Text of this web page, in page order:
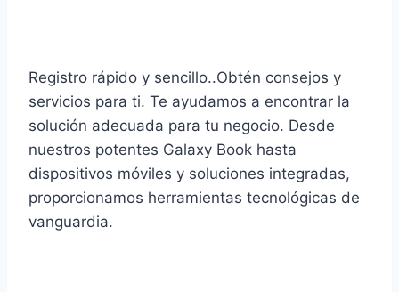
Registro rápido y sencillo..Obtén consejos y
servicios para ti. Te ayudamos a encontrar la
solución adecuada para tu negocio. Desde
nuestros potentes Galaxy Book hasta
dispositivos móviles y soluciones integradas,
proporcionamos herramientas tecnológicas de
vanguardia.